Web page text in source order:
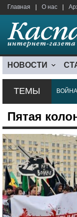
Главная О нас
НОВОСТИ
ТЕМЫ
Пятая